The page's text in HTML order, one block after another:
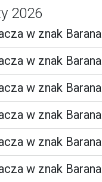
2026
w znak Barana
w znak Barana
w znak Barana
w znak Barana
w znak Barana
w znak Barana